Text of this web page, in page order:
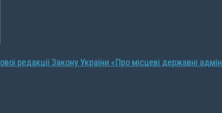
редакції Закону України «Про місцеві державні